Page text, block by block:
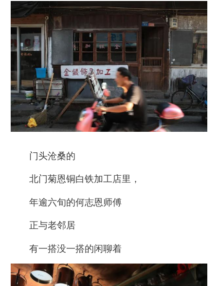
门头沧桑的
北门菊恩铜白铁加工店里，
年逾六旬的何志恩师傅
正与老邻居
有一搭没一搭的闲聊着